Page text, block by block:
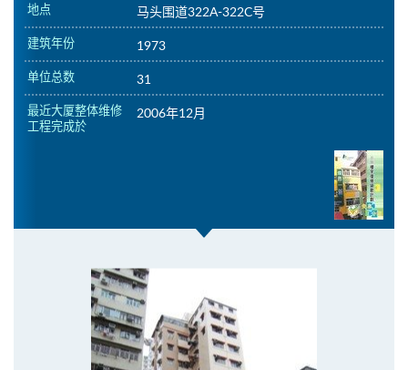
地点 马头围道322A-322C号
建筑年份 1973
单位总数 31
最近大厦整体维修
工程完成於
2006年12月